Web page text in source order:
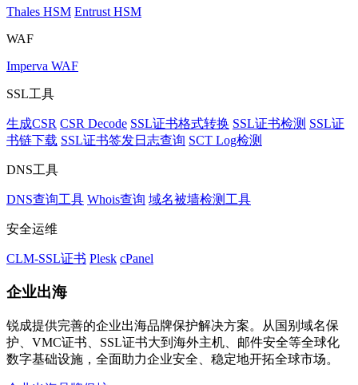
Thales HSM Entrust HSM
WAF
Imperva WAF
SSL工具
生成CSR CSR Decode SSL证书格式转换 SSL证书检测 SSL证
书链下载 SSL证书签发日志查询 SCT Log检测
DNS工具
DNS查询工具 Whois查询 域名被墙检测工具
安全运维
CLM-SSL证书 Plesk cPanel
企业出海
锐成提供完善的企业出海品牌保护解决方案。从国别域名保
护、VMC证书、SSL证书大到海外主机、邮件安全等全球化
数字基础设施，全面助力企业安全、稳定地开拓全球市场。